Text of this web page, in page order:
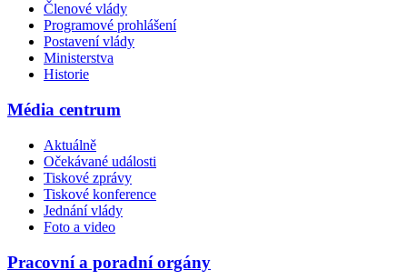
Členové vlády
Programové prohlášení
Postavení vlády
Ministerstva
Historie
Média centrum
Aktuálně
Očekávané události
Tiskové zprávy
Tiskové konference
Jednání vlády
Foto a video
Pracovní a poradní orgány